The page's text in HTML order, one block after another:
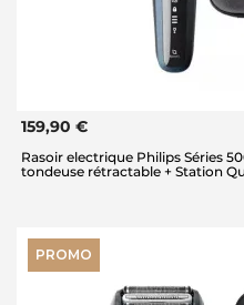
159,90 €
Rasoir electrique Philips Séries
tondeuse rétractable + Station
PROMO